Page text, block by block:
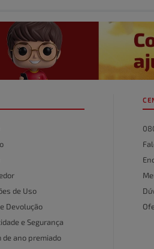
Avalie o produto de 1 a 5 estrelas
★★★★★
Seu nome
uma avaliação
de Uso
Devolução
e Segurança
de ano premiado